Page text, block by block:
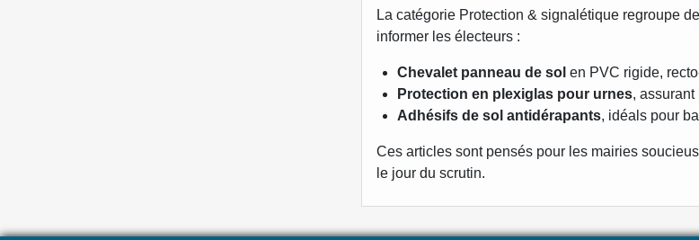
La catégorie Protection & signalétique regroupe
informer les électeurs :
Chevalet panneau de sol en PVC rigide,
Protection en plexiglas pour urnes,
Adhésifs de sol antidérapants, idéals pour
Ces articles sont pensés pour les mairies
le jour du scrutin.